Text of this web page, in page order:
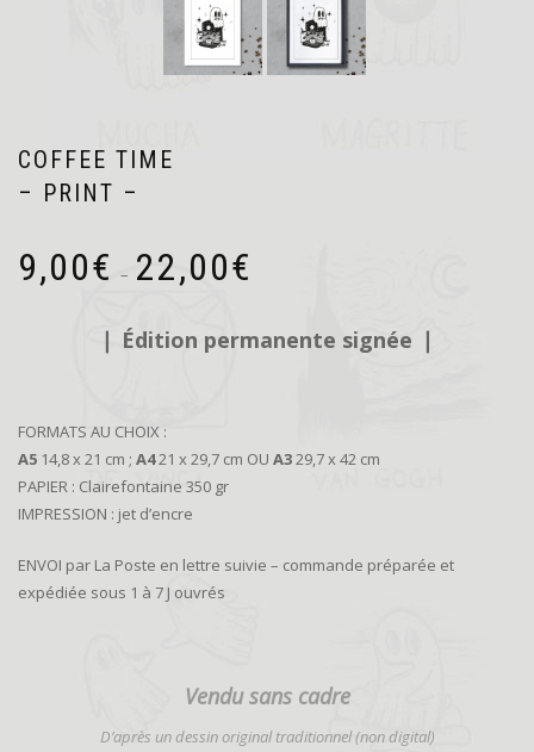
COFFEE TIME
– PRINT –
9,00€ – 22,00€
à
❘ Édition permanente signée ❘
FORMATS AU CHOIX :
A5 14,8 x 21 cm ; A421 x 29,7 cm OU A329,7 x 42 cm
PAPIER : Clairefontaine 350 gr
IMPRESSION : jet d’encre
ENVOI par La Poste en lettre suivie – commande préparée et
expédiée sous 1 à 7 J ouvrés
Vendu sans cadre
D’après un dessin original traditionnel (non digital)